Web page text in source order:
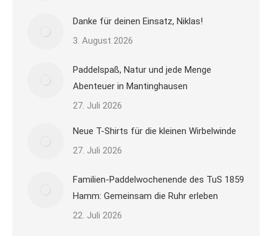
Danke für deinen Einsatz, Niklas!
3. August 2026
Paddelspaß, Natur und jede Menge
Abenteuer in Mantinghausen
27. Juli 2026
Neue T-Shirts für die kleinen Wirbelwinde
27. Juli 2026
Familien-Paddelwochenende des TuS 1859
Hamm: Gemeinsam die Ruhr erleben
22. Juli 2026